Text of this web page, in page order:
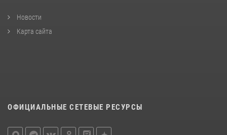
Новости
Карта сайта
ОФИЦИАЛЬНЫЕ СЕТЕВЫЕ РЕСУРСЫ